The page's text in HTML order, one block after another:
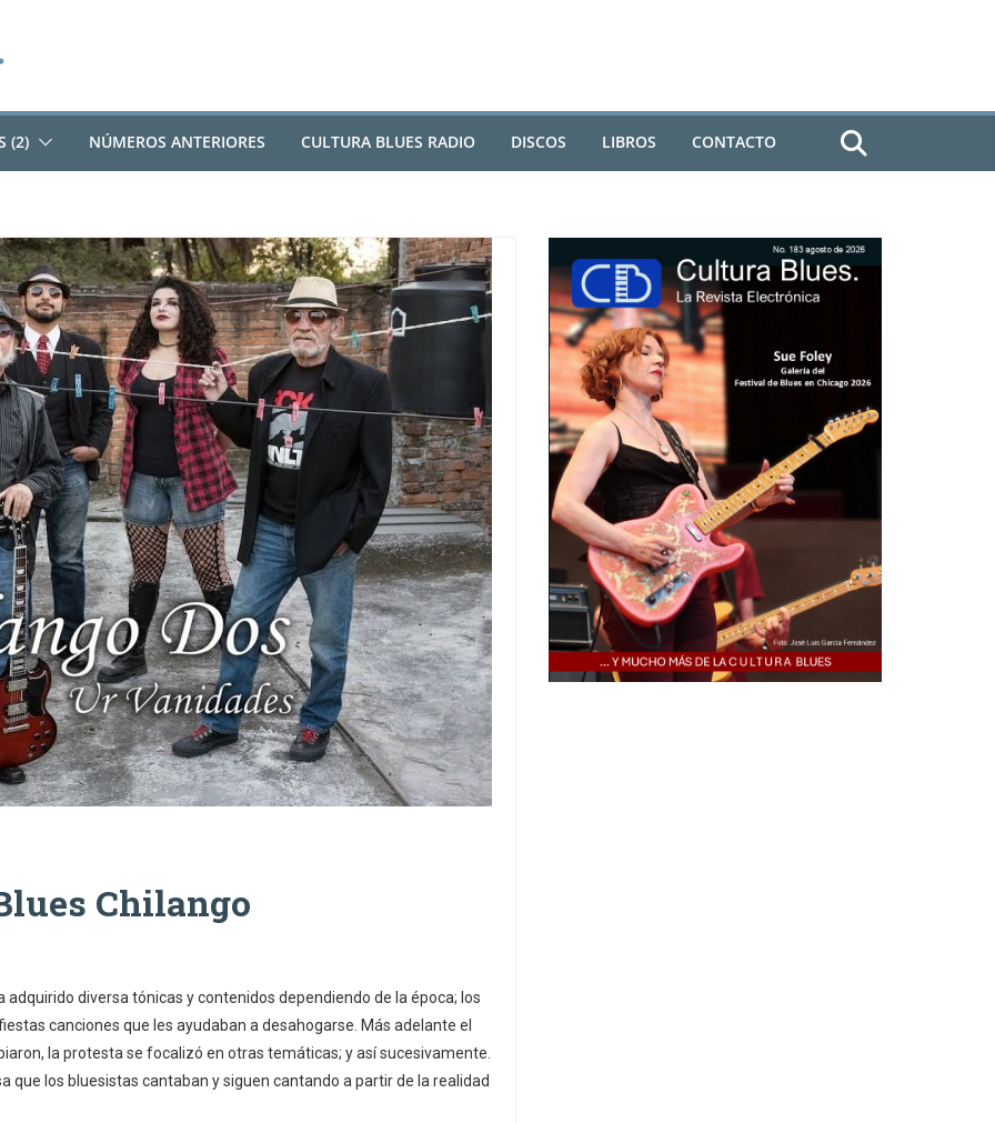
(2) NÚMEROS ANTERIORES CULTURA BLUES RADIO DISCOS LIBROS CONTACTO
Chilango
diversa tónicas y contenidos dependiendo de la época; los
canciones que les ayudaban a desahogarse. Más adelante el
la protesta se focalizó en otras temáticas; y así sucesivamente.
que los bluesistas cantaban y siguen cantando a partir de la realidad